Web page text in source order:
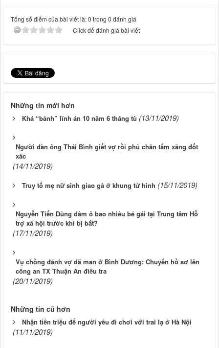
Tổng số điểm của bài viết là: 0 trong 0 đánh giá
Click để đánh giá bài viết
Những tin mới hơn
Khá “bảnh” lĩnh án 10 năm 6 tháng tù (13/11/2019)
Người đàn ông Thái Bình giết vợ rồi phủ chăn tẩm xăng đốt
xác
(14/11/2019)
Truy tố mẹ nữ sinh giao gà ở khung tử hình (15/11/2019)
Nguyễn Tiến Dũng dâm ô bao nhiêu bé gái tại Trung tâm Hỗ
trợ xã hội trước khi bị bắt?
(17/11/2019)
Vụ chồng đánh vợ dã man ở Bình Dương: Chuyển hồ sơ lên
công an TX Thuận An điều tra
(20/11/2019)
Những tin cũ hơn
Nhận tiền triệu để người yêu đi chơi với trai lạ ở Hà Nội
(11/11/2019)